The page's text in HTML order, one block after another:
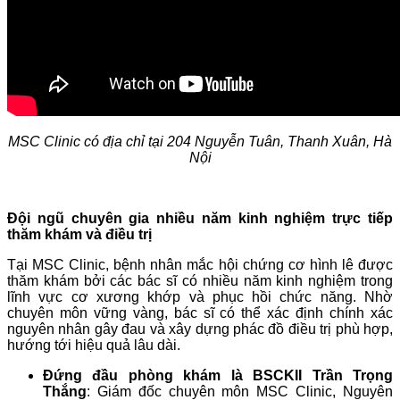
MSC Clinic có địa chỉ tại 204 Nguyễn Tuân, Thanh Xuân, Hà
Nội
Đội ngũ chuyên gia nhiều năm kinh nghiệm trực tiếp
thăm khám và điều trị
Tại MSC Clinic, bệnh nhân mắc hội chứng cơ hình lê được
thăm khám bởi các bác sĩ có nhiều năm kinh nghiệm trong
lĩnh vực cơ xương khớp và phục hồi chức năng. Nhờ
chuyên môn vững vàng, bác sĩ có thể xác định chính xác
nguyên nhân gây đau và xây dựng phác đồ điều trị phù hợp,
hướng tới hiệu quả lâu dài.
Đứng đầu phòng khám là BSCKII Trần Trọng
Thắng: Giám đốc chuyên môn MSC Clinic, Nguyên